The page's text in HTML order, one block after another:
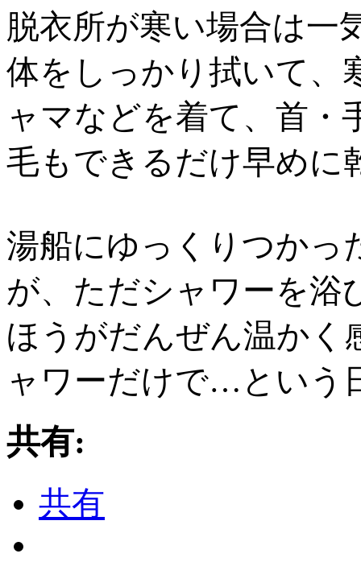
脱衣所が寒い場合は一
体をしっかり拭いて、
ャマなどを着て、首・
毛もできるだけ早めに
湯船にゆっくりつかっ
が、ただシャワーを浴
ほうがだんぜん温かく
ャワーだけで…という
共有:
共有